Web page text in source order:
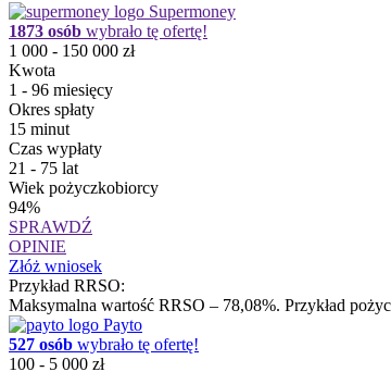
Supermoney
1873 osób wybrało tę ofertę!
1 000 - 150 000 zł
Kwota
1 - 96 miesięcy
Okres spłaty
15 minut
Czas wypłaty
21 - 75 lat
Wiek pożyczkobiorcy
94%
SPRAWDŹ
OPINIE
Złóż wniosek
Przykład RRSO:
Maksymalna wartość RRSO – 78,08%. Przykład
Payto
527 osób wybrało tę ofertę!
100 - 5 000 zł